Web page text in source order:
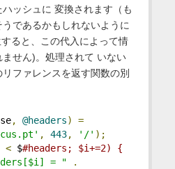
ッシュに 変換されます（も
であるかもしれないように
ると、この代入によって情
せん)。処理されて いない
ファレンスを返す関数の別
, @headers)
=
, 443, '/' );
< $#headers; $i+=2) {
= "
.